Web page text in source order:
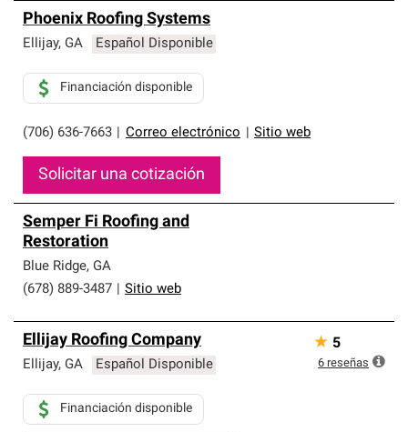
parte de una red exclusiva de profesionales de techos
que cumplen con altos estándares y requisitos estrictos
Phoenix Roofing Systems
Ellijay, GA Español Disponible
(706) 636-7663 Correo electrónico Sitio web
Financiación disponible
Solicitar una cotización
Semper Fi Roofing and
Restoration
Blue Ridge, GA
(678) 889-3487
Sitio web
Ellijay Roofing Company
Ellijay, GA Español Disponible
Financiación disponible
★ 5
6 reseñas